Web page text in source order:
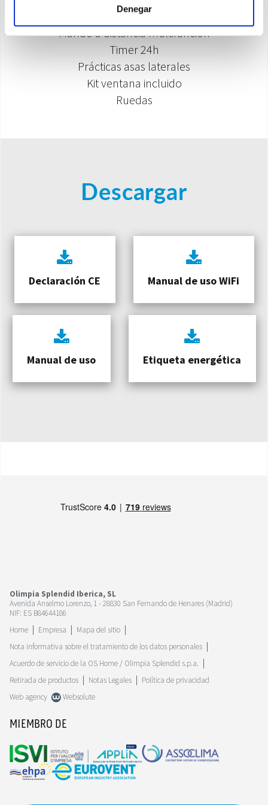
Denegar
condensación
Mando a distancia multifunción
Timer 24h
Prácticas asas laterales
Kit ventana incluido
Ruedas
Descargar
Declaración CE Manual de uso WiFi
Manual de uso Etiqueta energética
Olimpia Splendid Iberica, SL
Avenida Anselmo Lorenzo, 1 - 28830 San Fernando de Henares (Madrid)
NIF: ES B84644186
Home
Empresa
Mapa del sitio
Nota informativa sobre el tratamiento de los datos personales
Acuerdo de servicio de la OS Home / Olimpia Splendid s.p.a.
Retirada de productos
Notas Legales
Política de privacidad
Web agency
Websolute
MIEMBRO DE